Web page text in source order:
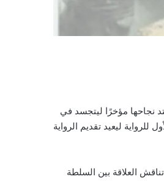
العربية التي حققت نجاحاً كبيرًا منذ صدورها عام 2017 وقد امتد نجاحها مؤخرًا ليتجسد في
ليعيد تقديم الرواية
العلاقة بين السلطة